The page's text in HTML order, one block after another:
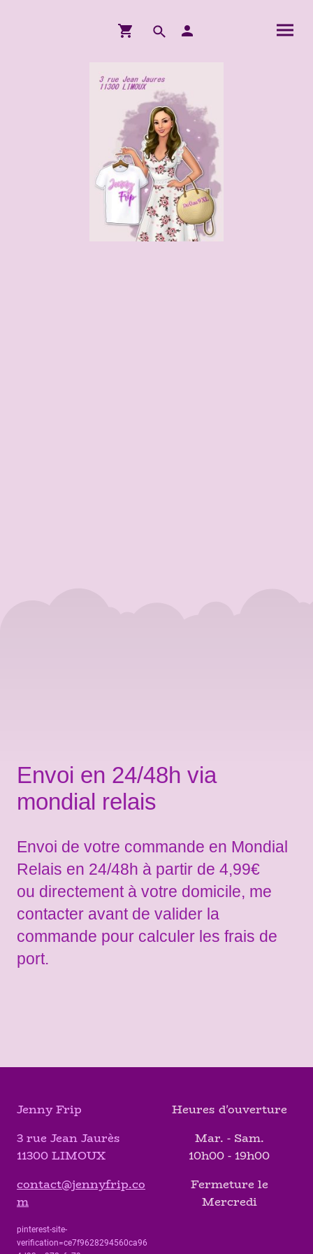
Envoi en 24/48h via
mondial relais
Envoi de votre commande en Mondial
Relais en 24/48h à partir de 4,99€
ou directement à votre domicile, me
contacter avant de valider la
commande pour calculer les frais de
port.
Jenny Frip
3 rue Jean Jaurès
11300 LIMOUX
contact@jennyfrip.co
m
pinterest-site-
verification=ce7f9628294560ca96
Heures d'ouverture
Mar. - Sam.
10h00 - 19h00
Fermeture le
Mercredi